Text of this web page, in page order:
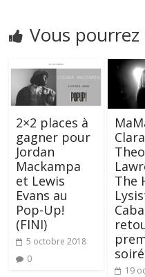
Vous
2×2 places à
gagner pour
Jordan
Mackampa
et Lewis
Evans au
Pop-Up!
(FINI)
5 octobre 2018
0
Theo
The
19